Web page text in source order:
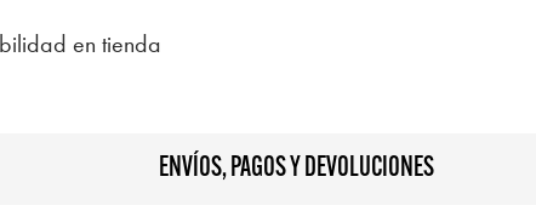
en tienda
ENVÍOS, PAGOS Y DEVOLUCIONES